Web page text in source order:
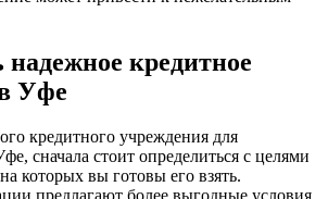
кредитное
Уфе
кредитного учреждения для
сначала стоит определиться с целями
которых вы готовы его взять.